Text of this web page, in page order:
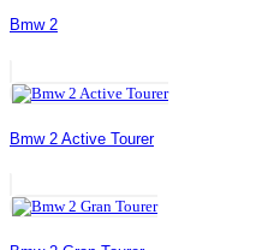
Bmw 2
Bmw 2 Active Tourer